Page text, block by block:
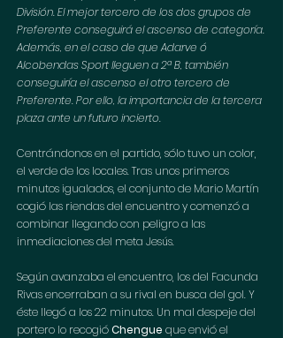
División. El mejor tercero de los dos grupos de
Preferente conseguirá el ascenso de categoría.
Además, en el caso de que Adarve ó
Alcobendas Sport lleguen a 2ª B, también
conseguiría el ascenso el otro tercero de
Preferente. Por ello, la importancia de la tercera
plaza ante un futuro incierto.
Centrándonos en el partido, sólo tuvo un color,
el verde de los locales. Tras unos primeros
minutos igualados, el conjunto de Mario Martín
cogió las riendas del encuentro y comenzó a
combinar llegando con peligro a las
inmediaciones del meta Jesús.
Según avanzaba el encuentro, los del Facunda
Rivas encerraban a su rival en busca del gol. Y
éste llegó a los 22 minutos. Un mal despeje del
portero lo recogió Chengue que envió el